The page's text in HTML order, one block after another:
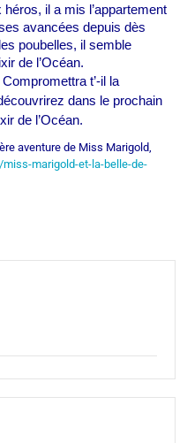
il a mis l’appartement
avancées depuis dès
poubelles, il semble
de l’Océan.
t’-il la
dans le prochain
de l’Océan.
aventure de Miss Marigold,
marigold-et-la-belle-de-